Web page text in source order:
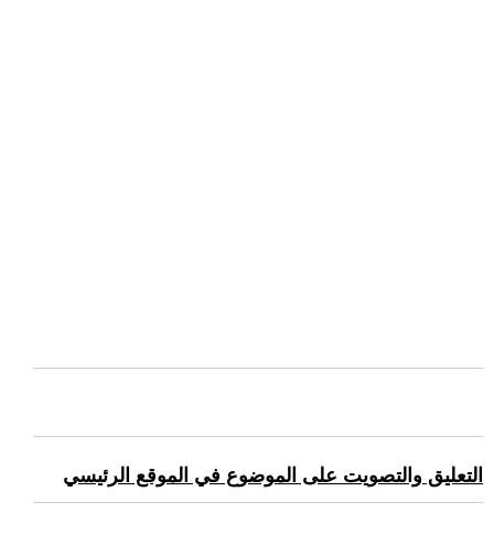
التعليق والتصويت على الموضوع في الموقع الرئيسي